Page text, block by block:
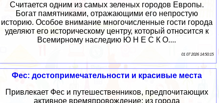
Считается одним из самых зеленых городов Европы.
Богат памятниками, отражающими его непростую
историю. Особое внимание многочисленные гости города
уделяют его историческому центру, который относится к
Всемирному наследию Ю Н Е С К О....
01 07 2026 14:50:15
Фес: достопримечательности и красивые места
Привлекает Фес и путешественников, предпочитающих
активное времяпровождение: из города